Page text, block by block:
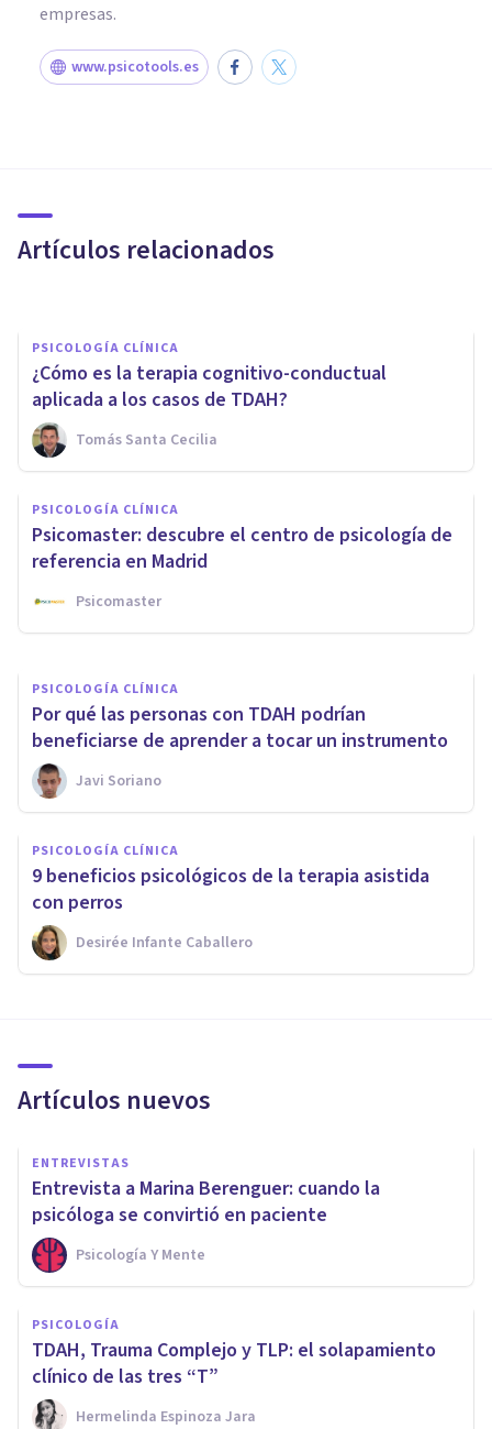
empresas.
www.psicotools.es
Artículos relacionados
psicológica para el TDAH?
PSICOLOGÍA CLÍNICA
¿Cómo es la terapia cognitivo-conductual
aplicada a los casos de TDAH?
Tomás Santa Cecilia
PSICOLOGÍA CLÍNICA
Psicomaster: descubre el centro de psicología de
referencia en Madrid
Psicomaster
Esquizofrenia infantil:
síntomas, causas y tratamiento
Alex Ortega Andero
PSICOLOGÍA CLÍNICA
Por qué las personas con TDAH podrían
beneficiarse de aprender a tocar un instrumento
Javi Soriano
PSICOLOGÍA CLÍNICA
9 beneficios psicológicos de la terapia asistida
con perros
Desirée Infante Caballero
Artículos nuevos
ENTREVISTAS
Entrevista a Marina Berenguer: cuando la
psicóloga se convirtió en paciente
Psicología Y Mente
PSICOLOGÍA
TDAH, Trauma Complejo y TLP: el solapamiento
clínico de las tres “T”
Hermelinda Espinoza Jara